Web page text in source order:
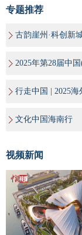
专题推荐
古韵崖州·科创新
2025年第28届中
行走中国 | 2025
文化中国海南行
视频新闻